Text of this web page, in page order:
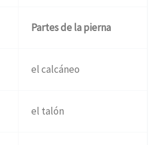
Partes de la pierna
el calcáneo
el talón